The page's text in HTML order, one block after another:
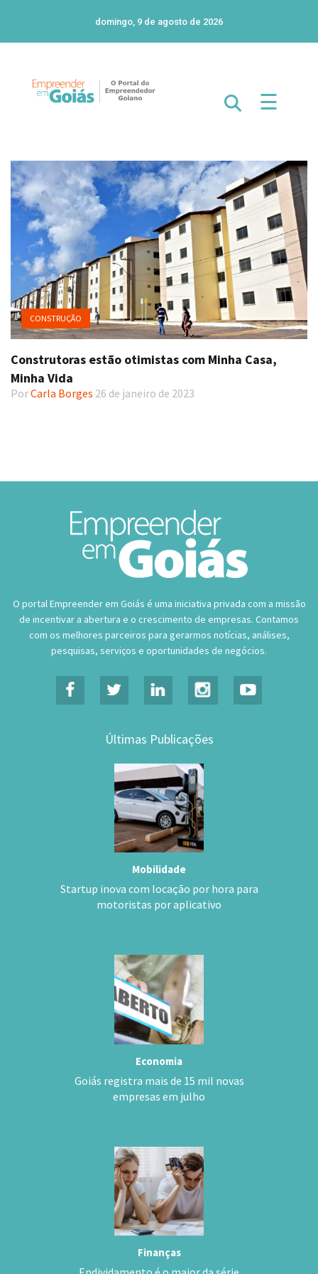
domingo, 9 de agosto de 2026
☰
CONSTRUÇÃO
Construtoras estão otimistas com Minha Casa,
Minha Vida
PorCarla Borges 26 de janeiro de 2023
O portal Empreender em Goiás é uma iniciativa privada com a missão
de incentivar a abertura e o crescimento de empresas. Contamos
com os melhores parceiros para gerarmos notícias, análises,
pesquisas, serviços e oportunidades de negócios.
Últimas Publicações
Mobilidade
Startup inova com locação por hora para
motoristas por aplicativo
Economia
Goiás registra mais de 15 mil novas
empresas em julho
Finanças